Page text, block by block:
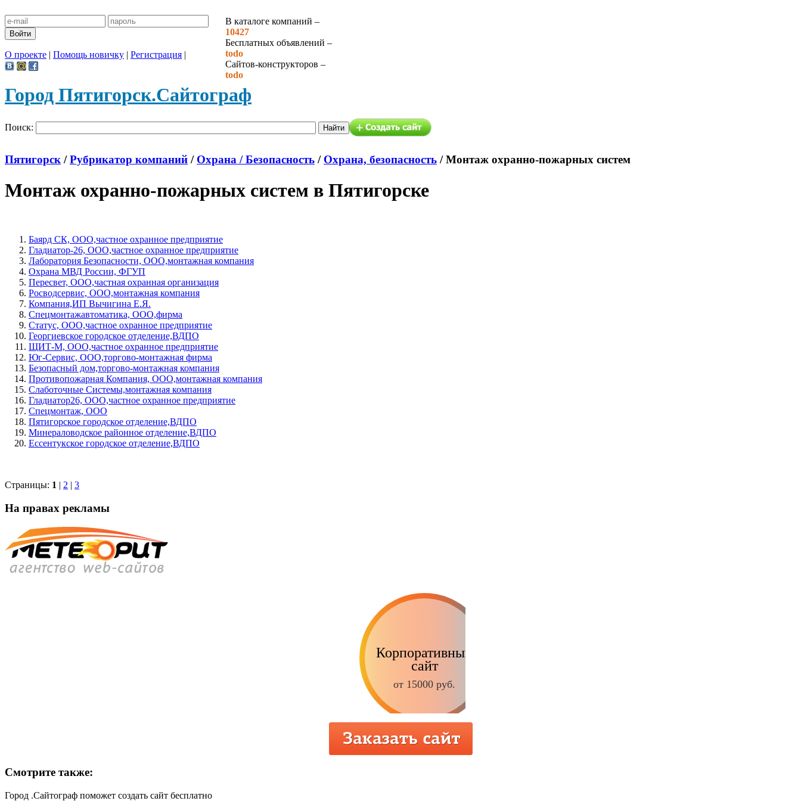
В каталоге компаний –
10427
Бесплатных объявлений –
todo
Сайтов-конструкторов –
todo
О проекте | Помощь новичку | Регистрация |
Город Пятигорск.Сайтограф
Поиск:
Пятигорск /Рубрикатор компаний / Охрана / Безопасность / Охрана, безопасность /Монтаж охранно-пожарных систем
Монтаж охранно-пожарных систем в Пятигорске
Баярд СК, ООО,частное охранное предприятие
Гладиатор-26, ООО,частное охранное предприятие
Лаборатория Безопасности, ООО,монтажная компания
Охрана МВД России, ФГУП
Пересвет, ООО,частная охранная организация
Росводсервис, ООО,монтажная компания
Компания,ИП Вычигина Е.Я.
Спецмонтажавтоматика, ООО,фирма
Статус, ООО,частное охранное предприятие
Георгиевское городское отделение,ВДПО
ЩИТ-М, ООО,частное охранное предприятие
Юг-Сервис, ООО,торгово-монтажная фирма
Безопасный дом,торгово-монтажная компания
Противопожарная Компания, ООО,монтажная компания
Слаботочные Системы,монтажная компания
Гладиатор26, ООО,частное охранное предприятие
Спецмонтаж, ООО
Пятигорское городское отделение,ВДПО
Минераловодское районное отделение,ВДПО
Ессентукское городское отделение,ВДПО
Страницы: 1 | 2 | 3
На правах рекламы
Корпоративный
сайт
от 15000 руб.
Смотрите также:
Город .Сайтограф поможет создать сайт бесплатно